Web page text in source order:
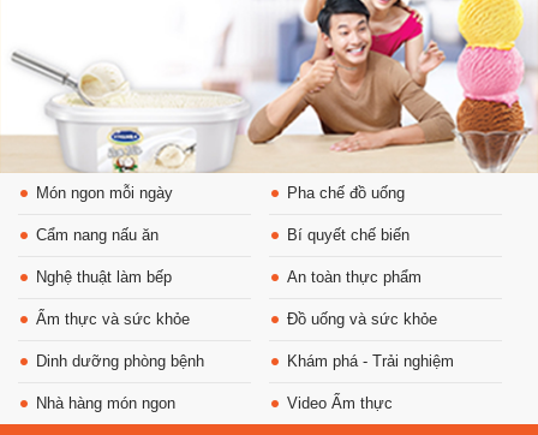
Món ngon mỗi ngày Pha chế đồ uống
Cẩm nang nấu ăn Bí quyết chế biến
Nghệ thuật làm bếp An toàn thực phẩm
Ẩm thực và sức khỏe Đồ uống và sức khỏe
Dinh dưỡng phòng bệnh Khám phá - Trải nghiệm
Nhà hàng món ngon Video Ẩm thực